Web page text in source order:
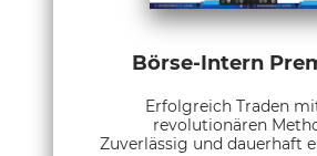
Börse-Intern
Erfolgreich Traden
revolutionären
Zuverlässig und dauerhaft